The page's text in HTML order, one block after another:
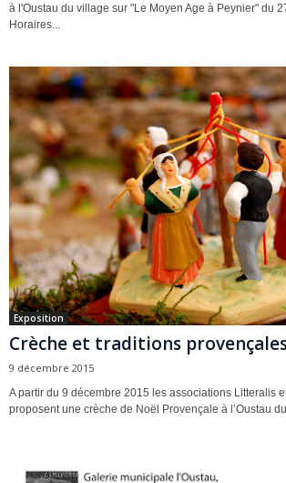
à l'Oustau du village sur "Le Moyen Age à Peynier" du
Horaires...
Exposition
Crèche et traditions
9 décembre 2015
A partir du 9 décembre 2015 les associations Litteralis
proposent une crèche de Noël Provençale à l’Oustau